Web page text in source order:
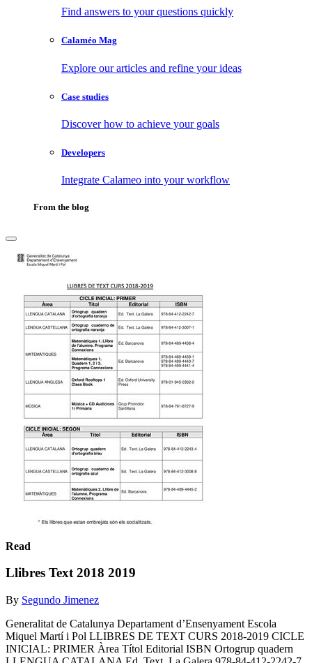
Find answers to your questions quickly
Calaméo Mag
Explore our articles and refine your ideas
Case studies
Discover how to achieve your goals
Developers
Integrate Calameo into your workflow
From the blog
Read
Llibres Text 2018 2019
By Segundo Jimenez
Generalitat de Catalunya Departament d’Ensenyament Escola
Miquel Martí i Pol LLIBRES DE TEXT CURS 2018-2019 CICLE
INICIAL: PRIMER Àrea Títol Editorial ISBN Ortogrup quadern